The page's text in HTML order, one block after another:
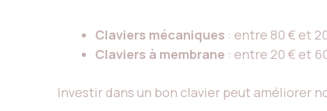
Claviers mécaniques : entre 80 € et
Claviers à membrane : entre 20 € et
Investir dans un bon clavier peut améliorer